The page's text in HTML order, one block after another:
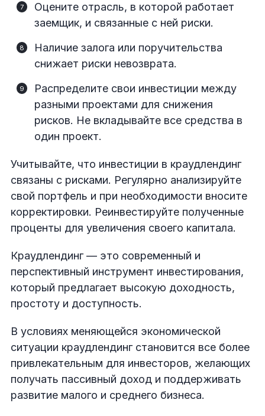
Оцените отрасль, в которой работает
заемщик, и связанные с ней риски.
Наличие залога или поручительства
снижает риски невозврата.
Распределите свои инвестиции между
разными проектами для снижения
рисков. Не вкладывайте все средства в
один проект.
Учитывайте, что инвестиции в краудлендинг
связаны с рисками. Регулярно анализируйте
свой портфель и при необходимости вносите
корректировки. Реинвестируйте полученные
проценты для увеличения своего капитала.
Краудлендинг — это современный и
перспективный инструмент инвестирования,
который предлагает высокую доходность,
простоту и доступность.
В условиях меняющейся экономической
ситуации краудлендинг становится все более
привлекательным для инвесторов, желающих
получать пассивный доход и поддерживать
развитие малого и среднего бизнеса.